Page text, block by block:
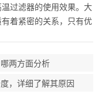
过滤器的使用效果。大
着紧密的关系，只有优
两方面分析
，详细了解其原因